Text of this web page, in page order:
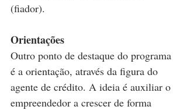
(fiador).
Orientações
Outro ponto de destaque do programa
é a orientação, através da figura do
agente de crédito. A ideia é auxiliar o
empreendedor a crescer de forma